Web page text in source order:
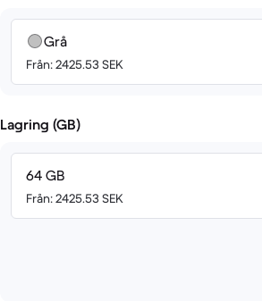
Grå
Från: 2425.53 SEK
Lagring (GB)
64 GB
Från: 2425.53 SEK